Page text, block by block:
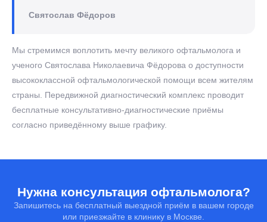
Святослав Фёдоров
Мы стремимся воплотить мечту великого офтальмолога и
ученого Святослава Николаевича Фёдорова о доступности
высококлассной офтальмологической помощи всем жителям
страны. Передвижной диагностический комплекс проводит
бесплатные консультативно-диагностические приёмы
согласно приведённому выше графику.
Нужна консультация офтальмолога?
Запишитесь на бесплатный выездной приём в вашем городе
или приезжайте в клинику в Москве.